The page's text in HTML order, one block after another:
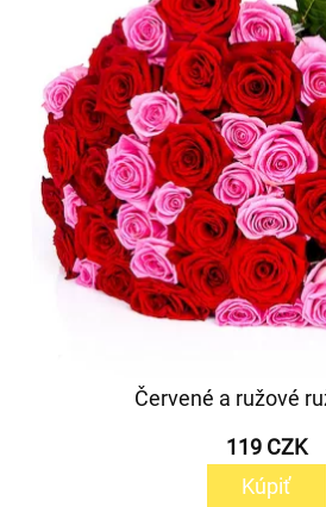
Červené a ružové
119 CZK
Kúpiť